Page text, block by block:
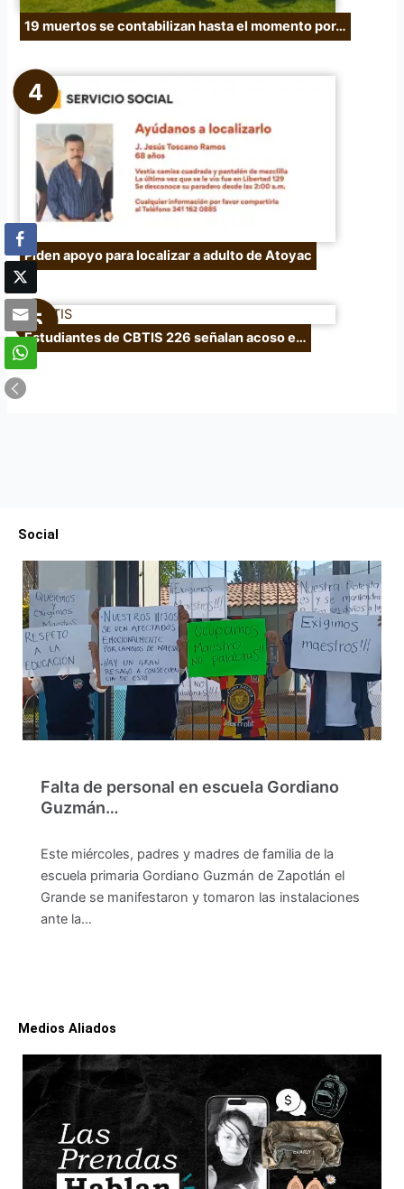
19 muertos se contabilizan hasta el momento por…
Piden apoyo para localizar a adulto de Atoyac
Estudiantes de CBTIS 226 señalan acoso e…
Social
Falta de personal en escuela Gordiano
Guzmán…
Este miércoles, padres y madres de familia de la
escuela primaria Gordiano Guzmán de Zapotlán el
Grande se manifestaron y tomaron las instalaciones
ante la…
Medios Aliados